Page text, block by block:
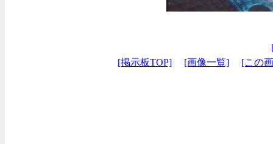
[掲示板TOP]
[画像一覧] [この